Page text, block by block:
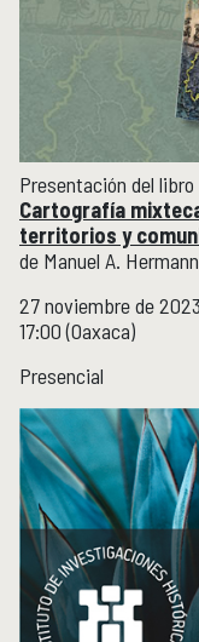
Presentación del libro
Cartografía
territorios y
de Manuel A.
27 noviembre de 2023
17:00 (Oaxaca)
Presencial